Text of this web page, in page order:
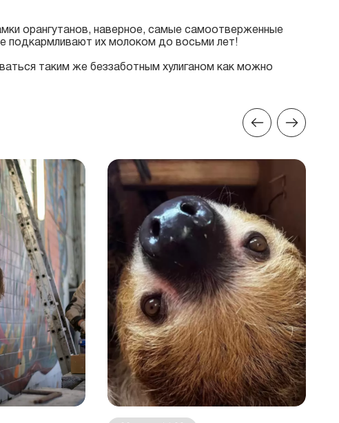
орангутанов, наверное, самые самоотверженные
подкармливают их молоком до восьми лет!
таким же беззаботным хулиганом как можно